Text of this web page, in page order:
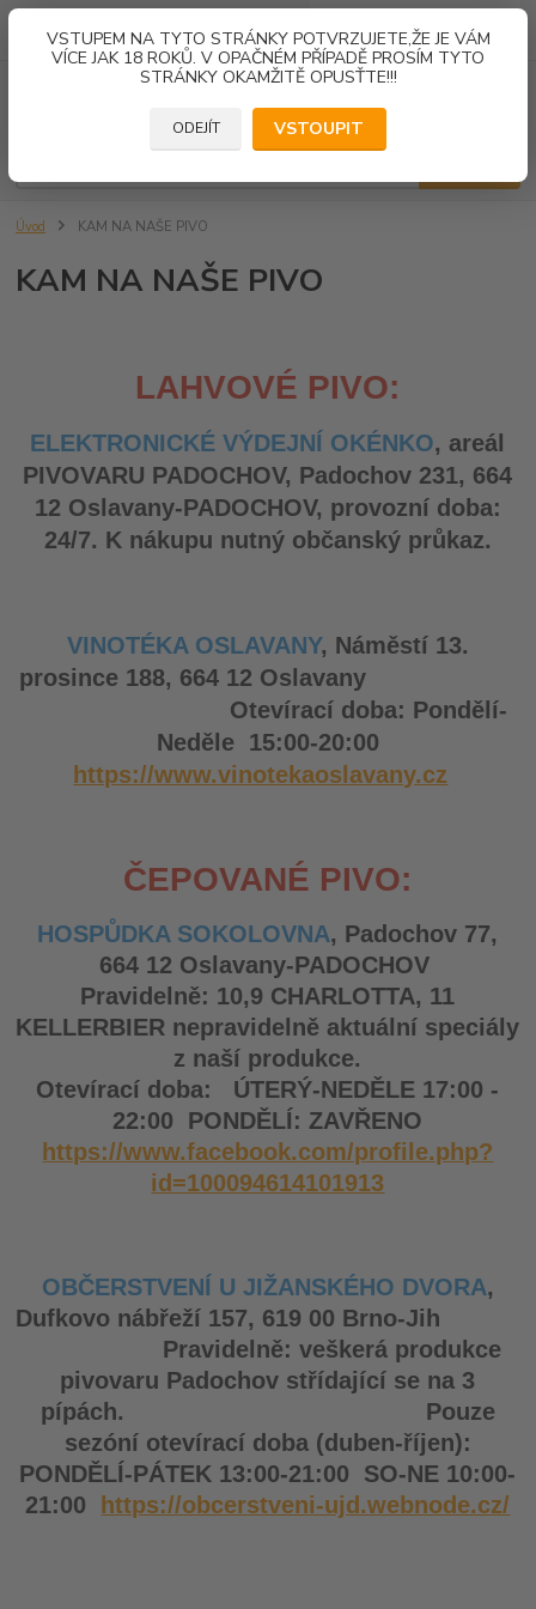
VSTUPEM NA TYTO STRÁNKY POTVRZUJETE,ŽE JE VÁM
VÍCE JAK 18 ROKŮ. V OPAČNÉM PŘÍPADĚ PROSÍM TYTO
STRÁNKY OKAMŽITĚ OPUSŤTE!!!
ODEJÍT VSTOUPIT
za0,00 Kč
Úvod KAM NA NAŠE PIVO
KAM NA NAŠE PIVO
LAHVOVÉ PIVO:
ELEKTRONICKÉ VÝDEJNÍ OKÉNKO, areál
PIVOVARU PADOCHOV, Padochov 231, 664
12 Oslavany-PADOCHOV, provozní doba:
24/7. K nákupu nutný občanský průkaz.
VINOTÉKA OSLAVANY, Náměstí 13.
prosince 188, 664 12 Oslavany
Otevírací doba: Pondělí-
Neděle 15:00-20:00
https://www.vinotekaoslavany.cz
ČEPOVANÉ PIVO:
HOSPŮDKA SOKOLOVNA, Padochov 77,
664 12 Oslavany-PADOCHOV
Pravidelně: 10,9 CHARLOTTA, 11
KELLERBIER nepravidelně aktuální speciály
z naší produkce.
Otevírací doba: ÚTERÝ-NEDĚLE 17:00 -
22:00 PONDĚLÍ: ZAVŘENO
https://www.facebook.com/profile.php?
id=100094614101913
OBČERSTVENÍ U JIŽANSKÉHO DVORA,
Dufkovo nábřeží 157, 619 00 Brno-Jih
Pravidelně: veškerá produkce
pivovaru Padochov střídající se na 3
pípách. Pouze
sezóní otevírací doba (duben-říjen):
PONDĚLÍ-PÁTEK 13:00-21:00 SO-NE 10:00-
21:00
https://obcerstveni-ujd.webnode.cz/